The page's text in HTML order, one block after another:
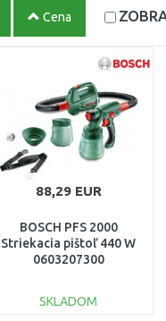
Cena
88,29 EUR
BOSCH PFS 2000
Striekacia pištoľ 440 W
0603207300
SKLADOM